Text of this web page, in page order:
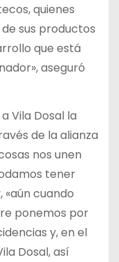
quienes
sus productos
que está
aseguró
Vila Dosal la
de la alianza
nos unen
tener
cuando
ponemos por
y, en el
Dosal, así